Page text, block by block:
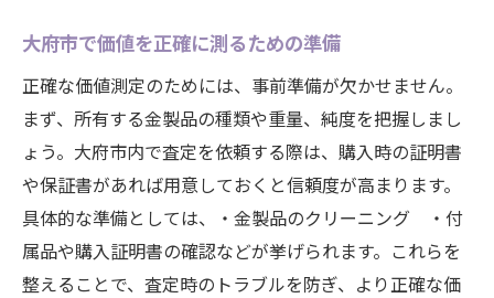
大府市で価値を正確に測るための準備
正確な価値測定のためには、事前準備が欠かせません。
まず、所有する金製品の種類や重量、純度を把握しまし
ょう。大府市内で査定を依頼する際は、購入時の証明書
や保証書があれば用意しておくと信頼度が高まります。
具体的な準備としては、・金製品のクリーニング ・付
属品や購入証明書の確認などが挙げられます。これらを
整えることで、査定時のトラブルを防ぎ、より正確な価